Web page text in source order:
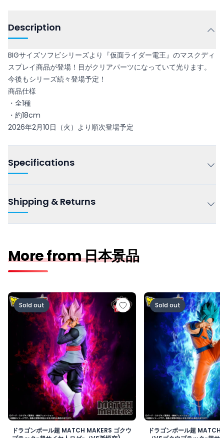
Description
BIGサイズソフビシリーズより『仮面ライダー電王』のマスクディ
スプレイ商品が登場！目がクリアパーツになっていて光ります。
今後もシリーズ続々登場予定！
商品仕様
・全1種
・約18cm
2026年2月10日（火）より順次登場予定
Specifications
Shipping & Returns
More from 日本景品
ドラゴンボール超 MATCH MAKERS ゴクウブラック-超サ
Sold out
ドラゴンボール超 MATCH MAKERS ゴクウ
ドラゴンボール超
Sold out
ドラゴンボール超 MATCH